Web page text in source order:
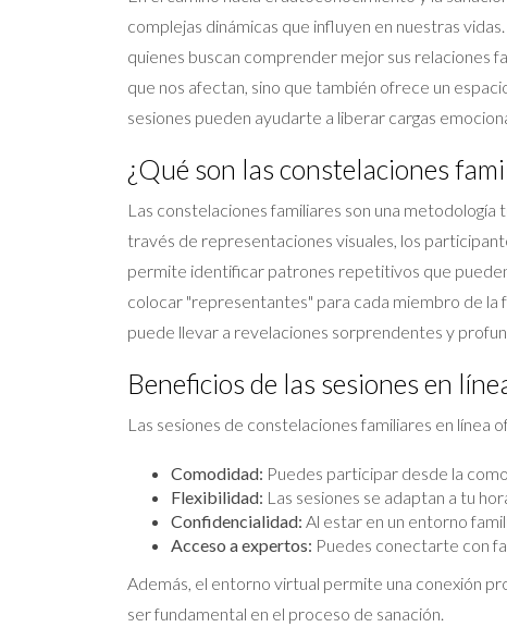
complejas dinámicas que influyen en nuestras
quienes buscan comprender mejor sus relaciones
que nos afectan, sino que también ofrece un
sesiones pueden ayudarte a liberar cargas
¿Qué son las constelaciones
Las constelaciones familiares son una
través de representaciones visuales, los
permite identificar patrones repetitivos que
colocar "representantes" para cada miembro de la
puede llevar a revelaciones sorprendentes y
Beneficios de las sesiones en
Las sesiones de constelaciones familiares en
Comodidad: Puedes participar desde la
Flexibilidad: Las sesiones se adaptan a tu
Confidencialidad: Al estar en un entorno
Acceso a expertos: Puedes conectarte con
Además, el entorno virtual permite una conexión
ser fundamental en el proceso de sanación.